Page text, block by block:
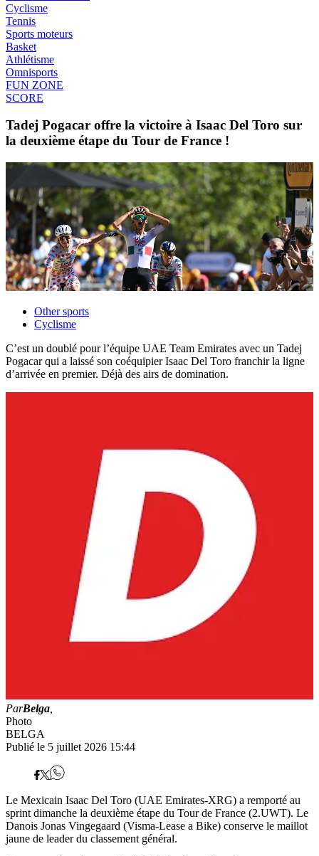
Cyclisme
Tennis
Sports moteurs
Basket
Athlétisme
Omnisports
FUN ZONE
SCORE
Tadej Pogacar offre la victoire à Isaac Del Toro sur
la deuxième étape du Tour de France !
Other sports
Cyclisme
C’est un doublé pour l’équipe UAE Team Emirates avec un Tadej
Pogacar qui a laissé son coéquipier Isaac Del Toro franchir la ligne
d’arrivée en premier. Déjà des airs de domination.
ParBelga
Photo
BELGA
Publié le 5 juillet 2026 15:44
Le Mexicain Isaac Del Toro (UAE Emirates-XRG) a remporté au
sprint dimanche la deuxième étape du Tour de France (2.UWT). Le
Danois Jonas Vingegaard (Visma-Lease a Bike) conserve le maillot
jaune de leader du classement général.